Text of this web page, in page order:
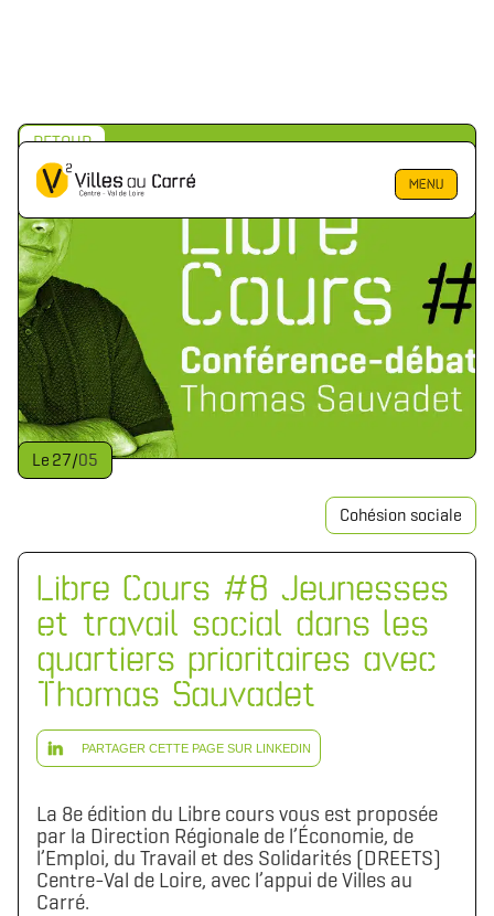
MENU
RETOUR
Le 27/05
Cohésion sociale
Libre Cours #8 Jeunesses
et travail social dans les
quartiers prioritaires avec
Thomas Sauvadet
PARTAGER CETTE PAGE SUR LINKEDIN
La 8e édition du Libre cours vous est proposée
par la Direction Régionale de l’Économie, de
l’Emploi, du Travail et des Solidarités (DREETS)
Centre-Val de Loire, avec l’appui de Villes au
Carré.